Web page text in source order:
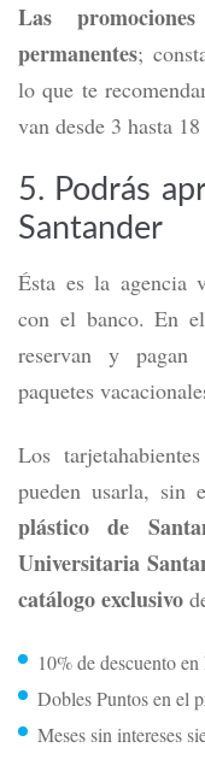
Las promociones
permanentes;
lo que te
van desde 3 hasta
5. Podrás
Santander
Ésta es la agencia
con el banco. En
reservan y pagan
paquetes
Los
pueden usarla, sin
plástico de
Universitaria
catálogo exclusivo
10% de descuento
Dobles Puntos en el
Meses sin intereses